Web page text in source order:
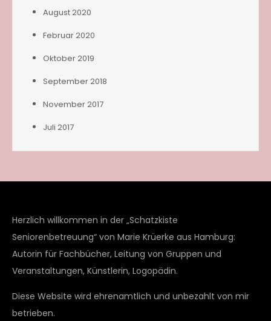
August 2020
Februar 2020
Oktober 2019
September 2018
November 2017
Juli 2017
Herzlich willkommen in der „Schatzkiste
Seniorenbetreuung“ von Marie Krüerke aus Hamburg:
Autorin für Fachbücher, Leitung von Gruppen und
Veranstaltungen, Künstlerin, Logopädin.
Diese Website wird ehrenamtlich und unbezahlt von mir
betrieben.